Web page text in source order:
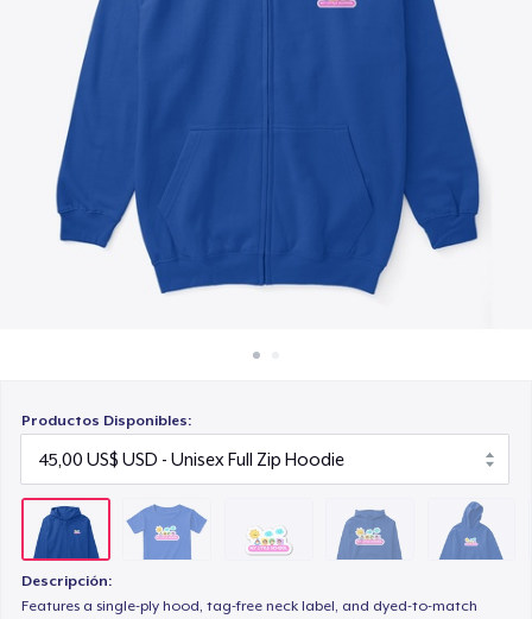
Productos Disponibles:
Descripción:
Features a single-ply hood, tag-free neck label, and dyed-to-match
34,99 US$
Unisex Classic Crewneck Sweatshirt
35,00 US$
Women's Premium V-Neck Tee
Kids Premium Tee
Women's Boyfriend Tee